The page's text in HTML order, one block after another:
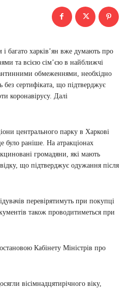
і багато харків’ян вже думають про
та всією сім’єю в найближчі
обмеженнями, необхідно
без сертифіката, що підтверджує
коронавірусу. Далі
центрального парку в Харкові
було раніше. На атракціонах
громадяни, які мають
що підтверджує одужання після
перевірятимуть при покупці
також проводитиметься при
Кабінету Міністрів про
вісімнадцятирічного віку,